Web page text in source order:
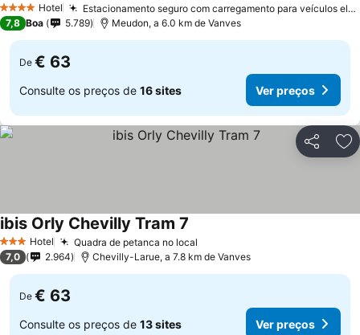
4 EstrelasHotel Estacionamento seguro com carregamento para veículos elétricos
7,8 Boa 5.789 Meudon, a 6.0 km de Vanves
De € 63
Consulte os preços de 16 sites Ver preços
Partilhar
3 EstrelasHotel Quadra de petanca no local
ibis Orly Chevilly Tram 7
7,0 2.964 Chevilly-Larue, a 7.8 km de Vanves
De € 63
Consulte os preços de 13 sites Ver preços